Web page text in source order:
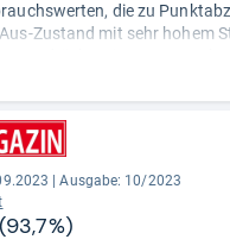
die zu
Zustand mit sehr hohem
zu bedienen, sicher und
durch unsere Redaktion.
Ausgabe: 10/2023